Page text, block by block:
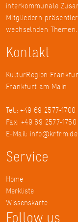
interkommunale
Mitgliedern
wechselnden Themen.
Kontakt
KulturRegion
Frankfurt am Main
Tel.: +49 69 2577-1700
Fax: +49 69 2577-1750
E-Mail: info@krfrm.de
Service
Home
Merkliste
Wissenskarte
Follow us